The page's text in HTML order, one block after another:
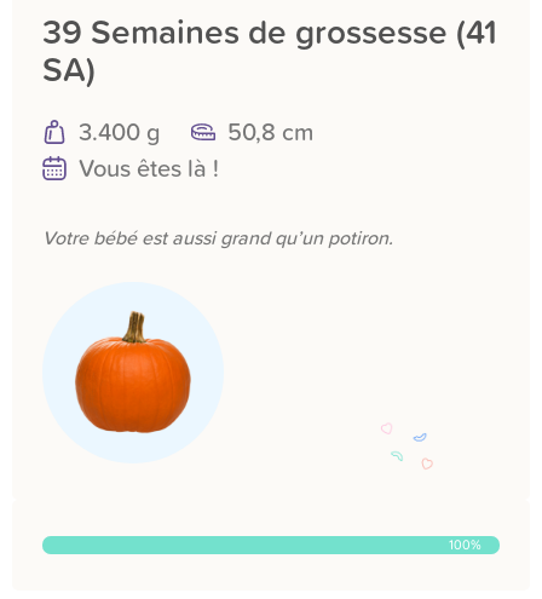
39 Semaines de grossesse (41
SA)
3.400 g
50,8 cm
Vous êtes là !
Votre bébé est aussi grand qu’un potiron.
100%